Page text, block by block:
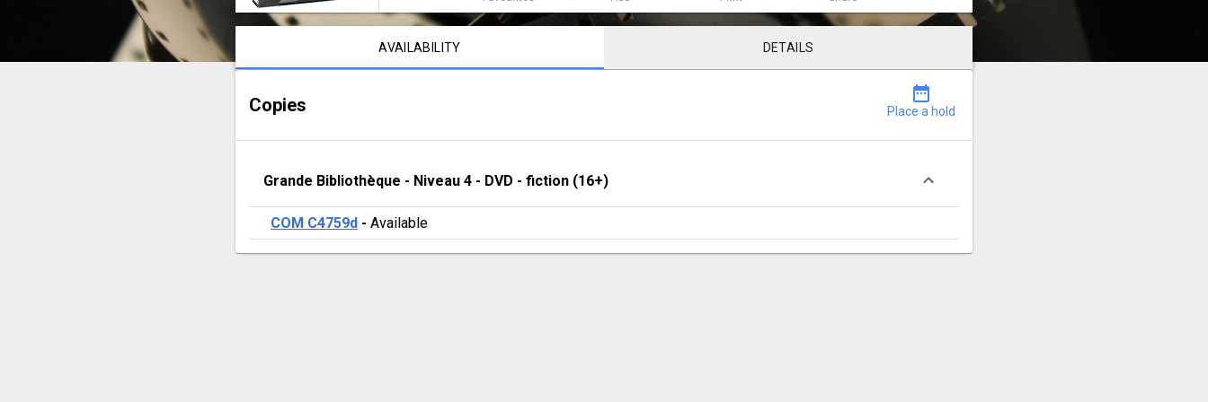
Notice content AVAILABILITY DETAILS
Copies
date_range
Place a hold
Grande Bibliothèque - Niveau 4 - DVD - fiction (16+)
COM C4759d - Available